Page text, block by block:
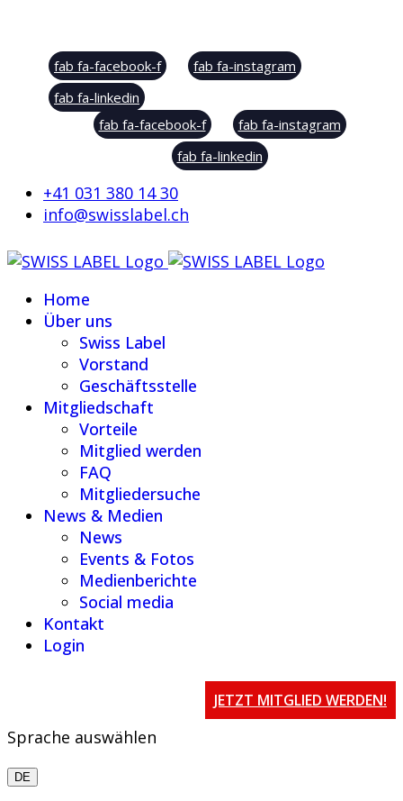
fab fa-facebook-f
fab fa-instagram
fab fa-linkedin
fab fa-facebook-f
fab fa-instagram
fab fa-linkedin
+41 031 380 14 30
info@swisslabel.ch
Home
Über uns
Swiss Label
Vorstand
Geschäftsstelle
Mitgliedschaft
Vorteile
Mitglied werden
FAQ
Mitgliedersuche
News & Medien
News
Events & Fotos
Medienberichte
Social media
Kontakt
Login
JETZT MITGLIED WERDEN!
Sprache auswählen
DE